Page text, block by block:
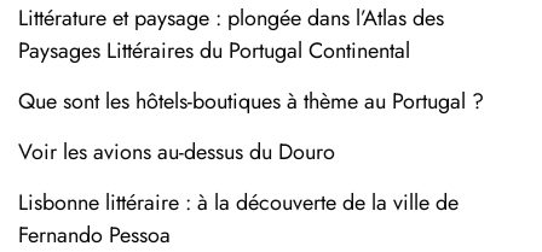
Littérature et paysage : plongée dans l’Atlas des
Paysages Littéraires du Portugal Continental
Que sont les hôtels-boutiques à thème au Portugal ?
Voir les avions au-dessus du Douro
Lisbonne littéraire : à la découverte de la ville de
Fernando Pessoa